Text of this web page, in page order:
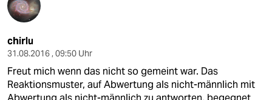
chirlu
31.08.2016 , 09:50 Uhr
Freut mich wenn das nicht so gemeint war. Das
Reaktionsmuster, auf Abwertung als nicht-männlich mit